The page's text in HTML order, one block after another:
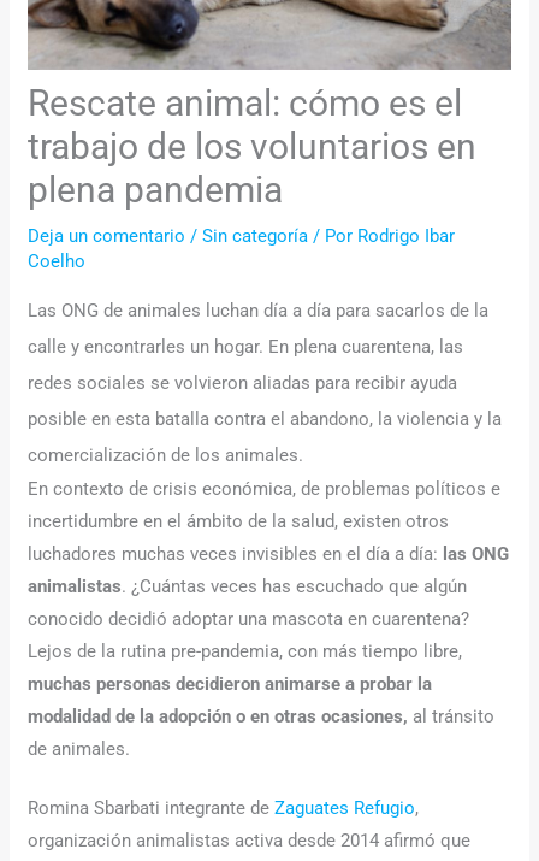
Rescate animal: cómo es el
trabajo de los voluntarios en
plena pandemia
Deja un comentario /Sin categoría / Por Rodrigo Ibar
Coelho
Las ONG de animales luchan día a día para sacarlos de la
calle y encontrarles un hogar. En plena cuarentena, las
redes sociales se volvieron aliadas para recibir ayuda
posible en esta batalla contra el abandono, la violencia y la
comercialización de los animales.
En contexto de crisis económica, de problemas políticos e
incertidumbre en el ámbito de la salud, existen otros
luchadores muchas veces invisibles en el día a día: las ONG
animalistas. ¿Cuántas veces has escuchado que algún
conocido decidió adoptar una mascota en cuarentena?
Lejos de la rutina pre-pandemia, con más tiempo libre,
muchas personas decidieron animarse a probar la
modalidad de la adopción o en otras ocasiones, al tránsito
de animales.
Romina Sbarbati integrante deZaguates Refugio,
organización animalistas activa desde 2014 afirmó que